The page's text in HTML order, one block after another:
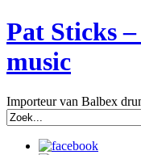
Pat Sticks
music
Importeur van Balbex
Search
for: